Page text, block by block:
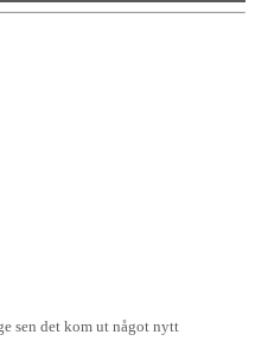
sen det kom ut något nytt